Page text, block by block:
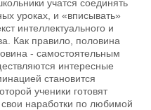
учатся соединять
уроках, и «вписывать»
интеллектуального и
Как правило, половина
- самостоятельным
интересные
становится
ученики готовят
свои наработки по любимой